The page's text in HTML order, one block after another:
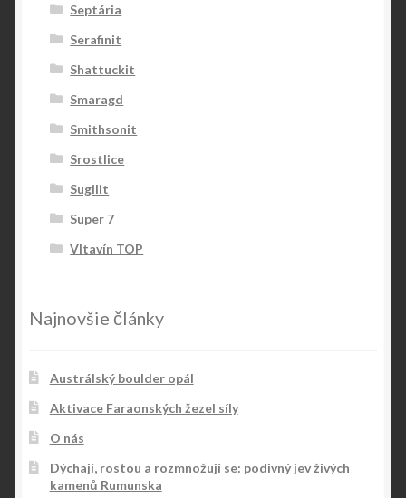
Septária
Serafinit
Shattuckit
Smaragd
Smithsonit
Srostlice
Sugilit
Super 7
Vltavín TOP
Najnovšie články
Austrálský boulder opál
Aktivace Faraonských žezel síly
O nás
Dýchají, rostou a rozmnožují se: podivný jev živých
kamenů Rumunska